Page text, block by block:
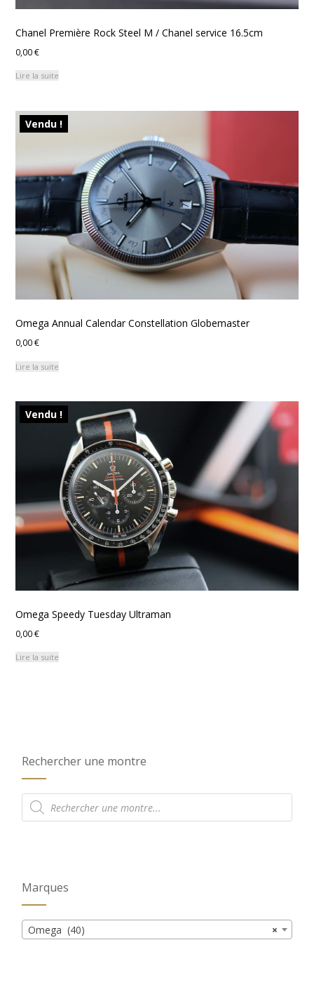
Chanel Première Rock Steel M / Chanel service 16.5cm
0,00€
Lire la suite
Vendu !
Omega Annual Calendar Constellation Globemaster
0,00€
Lire la suite
Vendu !
Omega Speedy Tuesday Ultraman
0,00€
Lire la suite
Rechercher une montre
Recherche
de
produits
Marques
×
Omega (40)